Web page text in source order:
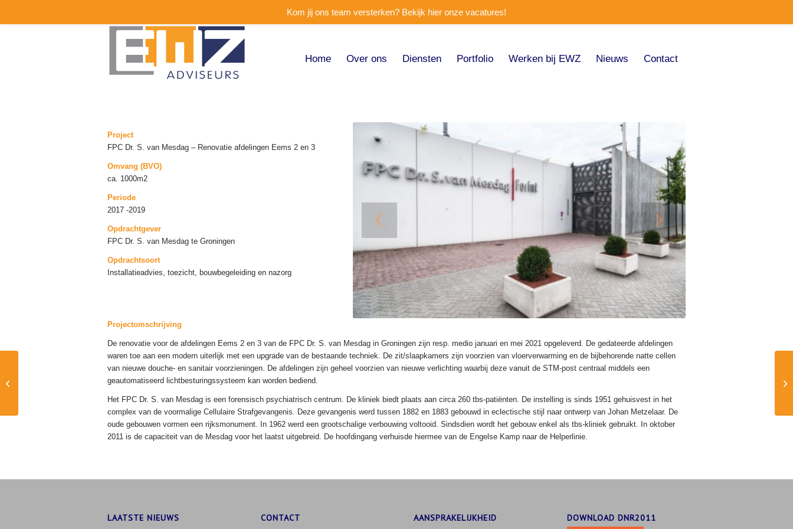
Home Over ons Diensten Portfolio Werken bij EWZ Nieuws Contact
Project
FPC Dr. S. van Mesdag – Renovatie afdelingen Eems 2 en 3
Omvang (BVO)
ca. 1000m2
Periode
2017 -2019
Opdrachtgever
FPC Dr. S. van Mesdag te Groningen
Opdrachtsoort
Installatieadvies, toezicht, bouwbegeleiding en nazorg
Projectomschrijving
De renovatie voor de afdelingen Eems 2 en 3 van de FPC Dr. S. van Mesdag in Groningen zijn resp. medio januari en mei 2021 opgeleverd. De gedateerde afdelingen
waren toe aan een modern uiterlijk met een upgrade van de bestaande techniek. De zit/slaapkamers zijn voorzien van vloerverwarming en de bijbehorende natte cellen
van nieuwe douche- en sanitair voorzieningen. De afdelingen zijn geheel voorzien van nieuwe verlichting waarbij deze vanuit de STM-post centraal middels een
geautomatiseerd lichtbesturingssysteem kan worden bediend.
Het FPC Dr. S. van Mesdag is een forensisch psychiatrisch centrum. De kliniek biedt plaats aan circa 260 tbs-patiënten. De instelling is sinds 1951 gehuisvest in het
complex van de voormalige Cellulaire Strafgevangenis. Deze gevangenis werd tussen 1882 en 1883 gebouwd in eclectische stijl naar ontwerp van Johan Metzelaar. De
oude gebouwen vormen een rijksmonument. In 1962 werd een grootschalige verbouwing voltooid. Sindsdien wordt het gebouw enkel als tbs-kliniek gebruikt. In oktober
2011 is de capaciteit van de Mesdag voor het laatst uitgebreid. De hoofdingang verhuisde hiermee van de Engelse Kamp naar de Helperlinie.
LAATSTE NIEUWS CONTACT AANSPRAKELIJKHEID DOWNLOAD DNR2011
Kom jij ons team versterken? Bekijk hier onze vacatures!